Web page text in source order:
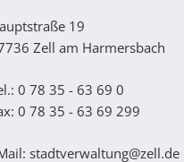
19
Zell am Harmersbach
0 78 35 - 63 69 0
0 78 35 - 63 69 299
stadtverwaltung@zell.de